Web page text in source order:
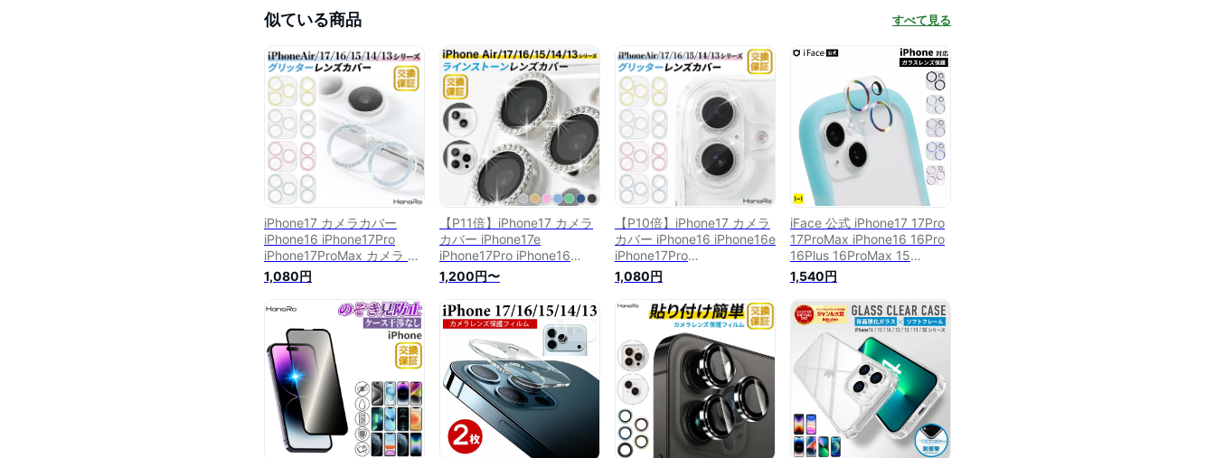
似ている商品 すべて見る
iPhone17 カメラカバー
iPhone16 iPhone17Pro
iPhone17ProMax カメラ レ
ンズ 保護 フィルム キラキ
ラ iPhone Air iPhone16Pro
iPhone15 レンズカバー カ
メラフィルム iPhone
16Plus 16ProMax iPhone
15Pro 15Plus 15ProMax 14
14Plus 13 13Pro 13ProMax
13mini 12
1,080円
【P11倍】iPhone17 カメラ
カバー iPhone17e
iPhone17Pro iPhone16
iPhone16e カメラ レンズ 保
護 フィルム キラキラ
iPhone17ProMax iPhone Air
iPhone15 iPhone16Pro
16Plus 16ProMax 15Plus
15Pro iPhone14 14Plus
iPhone 13 Pro ProMax 12
mini
1,200円〜
【P10倍】iPhone17 カメラ
カバー iPhone16 iPhone16e
iPhone17Pro
iPhone17ProMax カメラ保
護 キラキラ iPhone Air
iPhone16Pro iPhone15 カメ
ラレンズ レンズカバー カメ
ラフィルム iPhone 16Plus
16ProMax iPhone 15Pro
15Plus 15ProMax 14 13 12
1,080円
iFace 公式 iPhone17 17Pro
17ProMax iPhone16 16Pro
16Plus 16ProMax 15
15Plus 14 14Plus 強化ガラ
ス カメラレンズ プロテクタ
ー メタル【 カメラレンズ保
護 フィルム レンズカバー
カメラ保護フィルム 保護フ
ィルム アイフェイス
Hamee 正規品 】
1,540円